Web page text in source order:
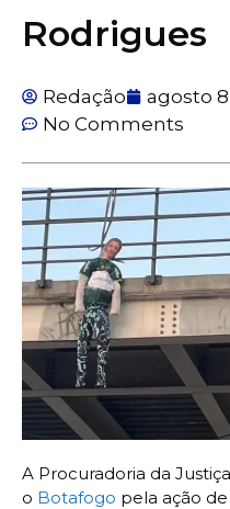
Rodrigues
Redação agosto
No Comments
A Procuradoria da
o Botafogo pela ação